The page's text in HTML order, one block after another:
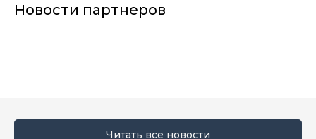
Новости партнеров
Читать все новости